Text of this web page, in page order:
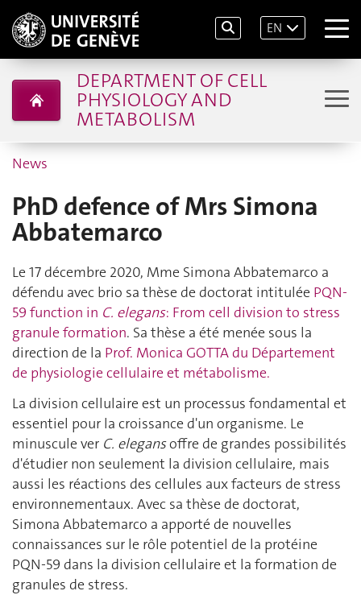
EN
DEPARTMENT OF CELL
PHYSIOLOGY AND
METABOLISM
News
PhD defence of Mrs Simona
Abbatemarco
Le 17 décembre 2020, Mme Simona Abbatemarco a
défendu avec brio sa thèse de doctorat intitulée PQN-
59 function in C. elegans: From cell division to stress
granule formation. Sa thèse a été menée sous la
direction de la Prof. Monica GOTTA du Département
de physiologie cellulaire et métabolisme.
La division cellulaire est un processus fondamental et
essentiel pour la croissance d'un organisme. Le
minuscule ver C. elegansoffre de grandes possibilités
d'étudier non seulement la division cellulaire, mais
aussi les réactions des cellules aux facteurs de stress
environnementaux. Avec sa thèse de doctorat,
Simona Abbatemarco a apporté de nouvelles
connaissances sur le rôle potentiel de la protéine
PQN-59 dans la division cellulaire et la formation de
granules de stress.